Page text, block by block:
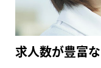
求人数が豊富